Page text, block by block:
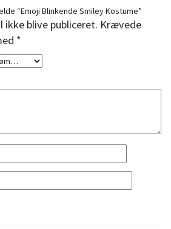
“Emoji Blinkende Smiley Kostume”
ikke blive publiceret. Krævede
*